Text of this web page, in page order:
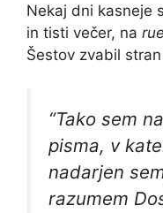
Nekaj dni kasneje
in tisti večer, na
Šestov zvabil
“Tako sem
pisma, v
nadarjen
razumem